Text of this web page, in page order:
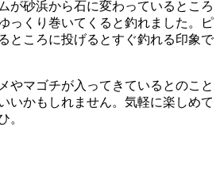
が砂浜から石に変わっているところ
っくり巻いてくると釣れました。ピ
ところに投げるとすぐ釣れる印象で
やマゴチが入ってきているとのこと
いかもしれません。気軽に楽しめて
。